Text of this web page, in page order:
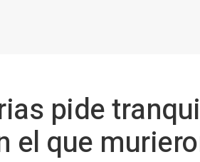
pide
el que